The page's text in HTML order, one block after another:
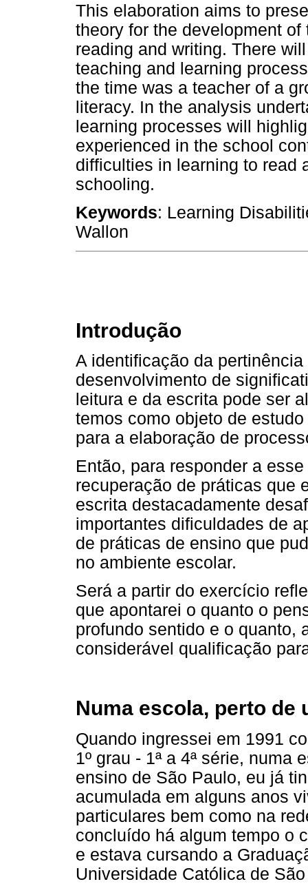
This elaboration aims to
theory for the development
reading and writing. There
teaching and learning
the time was a teacher of a
literacy. In the analysis
learning processes will
experienced in the school
difficulties in learning to read
schooling.
Keywords: Learning
Wallon
Introdução
A identificação da
desenvolvimento de
leitura e da escrita pode ser
temos como objeto de
para a elaboração de
Então, para responder a
recuperação de práticas que
escrita destacadamente
importantes dificuldades de
de práticas de ensino que
no ambiente escolar.
Será a partir do exercício
que apontarei o quanto o
profundo sentido e o quanto,
considerável qualificação
Numa escola, perto de
Quando ingressei em 1991
1º grau - 1ª a 4ª série,
ensino de São Paulo, eu já
acumulada em alguns anos
particulares bem como na
concluído há algum tempo o
e estava cursando a
Universidade Católica de